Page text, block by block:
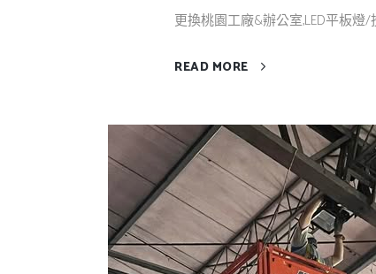
更換桃園工廠&辦公室,LED平板燈
READ MORE